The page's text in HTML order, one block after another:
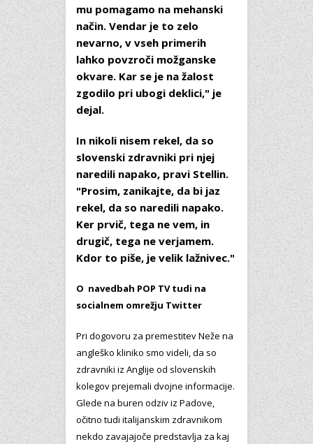
mu pomagamo na mehanski
način. Vendar je to zelo
nevarno, v vseh primerih
lahko povzroči možganske
okvare. Kar se je na žalost
zgodilo pri ubogi deklici," je
dejal.
In nikoli nisem rekel, da so
slovenski zdravniki pri njej
naredili napako, pravi Stellin.
"Prosim, zanikajte, da bi jaz
rekel, da so naredili napako.
Ker prvič, tega ne vem, in
drugič, tega ne verjamem.
Kdor to piše, je velik lažnivec."
O navedbah POP TV tudi na
socialnem omrežju Twitter
Pri dogovoru za premestitev Neže na
angleško kliniko smo videli, da so
zdravniki iz Anglije od slovenskih
kolegov prejemali dvojne informacije.
Glede na buren odziv iz Padove,
očitno tudi italijanskim zdravnikom
nekdo zavajajoče predstavlja za kaj